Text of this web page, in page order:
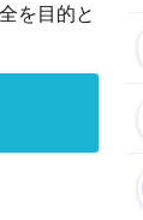
を目的と